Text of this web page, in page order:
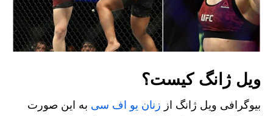
ویل ژانگ کیست؟
بیوگرافی ویل ژانگ از زنان یو اف سی به این صورت